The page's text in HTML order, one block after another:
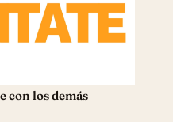
con los demás